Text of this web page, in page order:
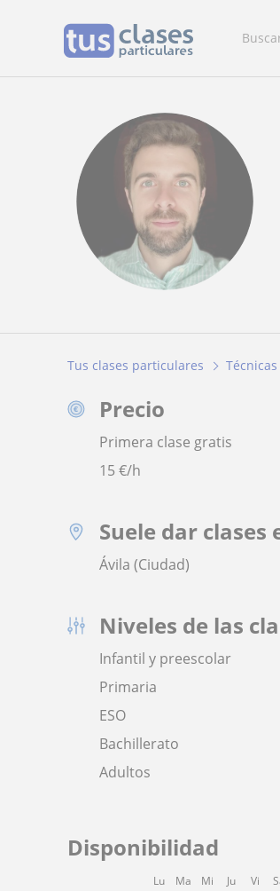
Tus clases particulares
Precio
Primera clase gratis
15€/h
Suele dar clases
Ávila (Ciudad)
Niveles de las
Infantil y preescolar
Primaria
ESO
Bachillerato
Adultos
Disponibilidad
Lu Ma Mi Ju Vi